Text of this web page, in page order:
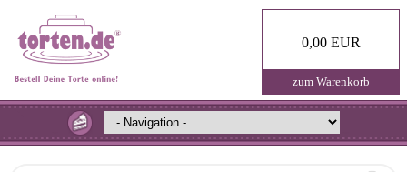
0,00 EUR
zum Warenkorb